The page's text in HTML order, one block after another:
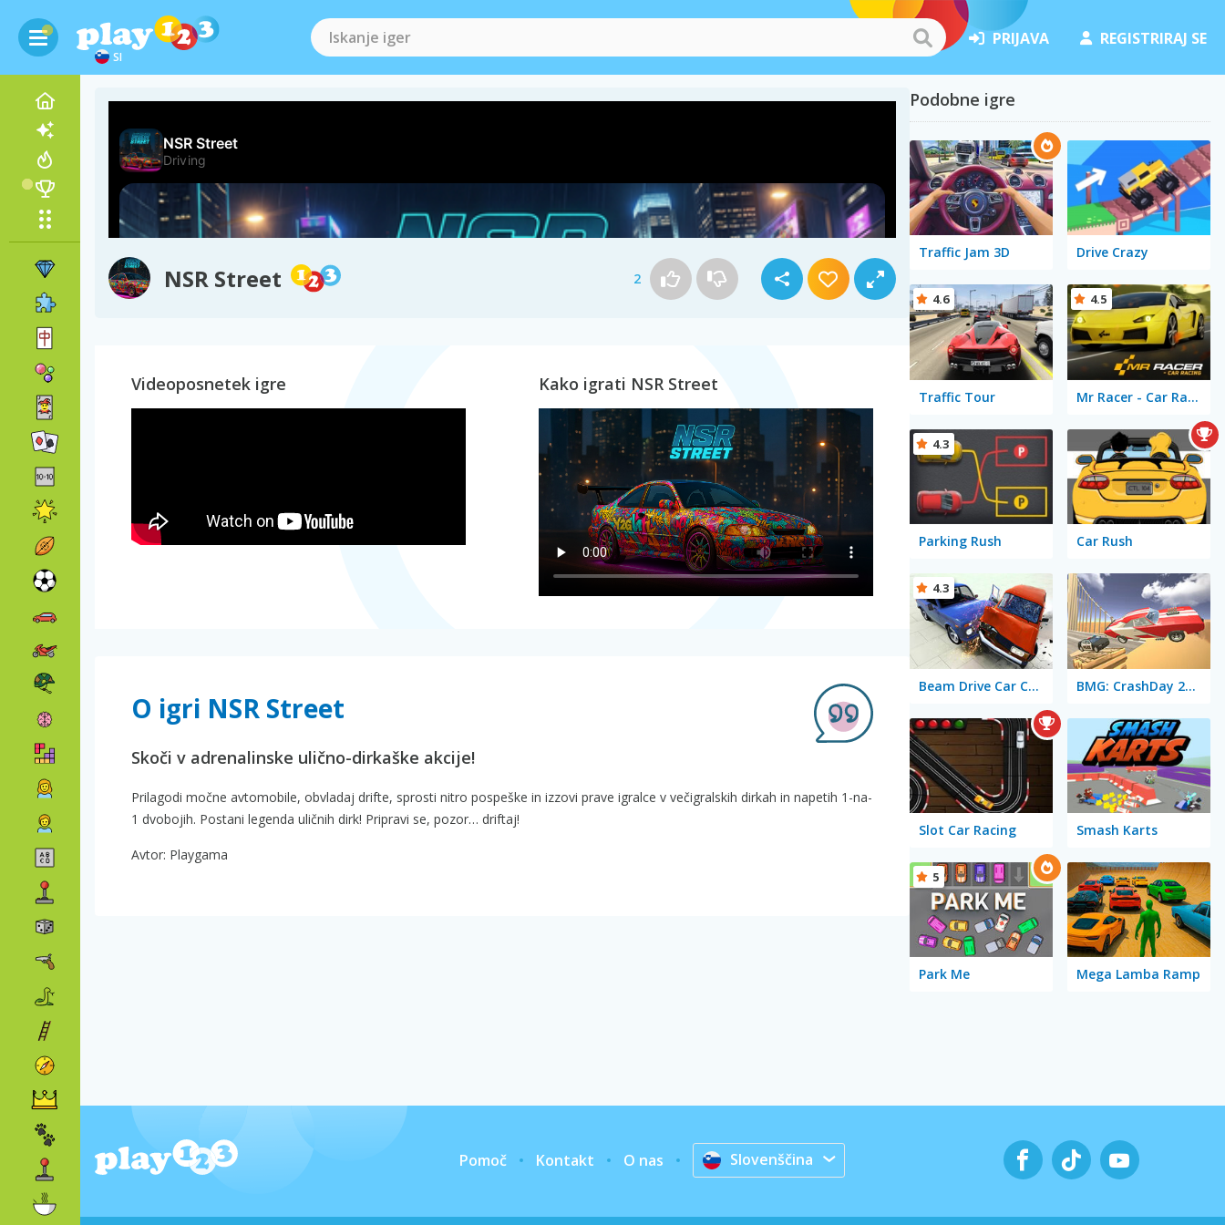
SI
PRIJAVA REGISTRIRAJ SE
NSR Street 2
Videoposnetek igre Kako igrati NSR Street
O igri NSR Street
Skoči v adrenalinske ulično-dirkaške akcije!
Prilagodi močne avtomobile, obvladaj drifte, sprosti nitro pospeške in izzovi prave igralce v večigralskih dirkah in napetih 1-na-
1 dvobojih. Postani legenda uličnih dirk! Pripravi se, pozor… driftaj!
Avtor: Playgama
Podobne igre
Traffic Jam 3D Drive Crazy
Traffic Tour
4.6
Mr Racer - Car Racing
4.5
Parking Rush
4.3
Car Rush
Beam Drive Car Crash Test Simulator
4.3
BMG: CrashDay 2025
Slot Car Racing Smash Karts
Park Me
5
Mega Lamba Ramp
Pomoč Kontakt O nas Slovenščina